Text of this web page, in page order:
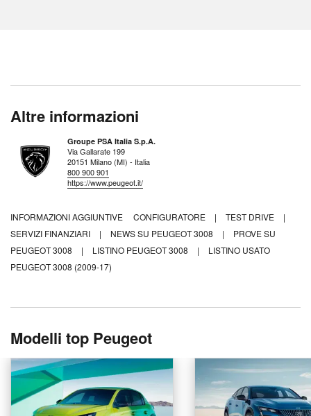
Altre informazioni
Groupe PSA Italia S.p.A.
Via Gallarate 199
20151 Milano (MI) - Italia
800 900 901
https://www.peugeot.it/
INFORMAZIONI AGGIUNTIVE CONFIGURATORE | TEST DRIVE
|
SERVIZI FINANZIARI
| NEWS SU PEUGEOT 3008 |
PROVE SU
PEUGEOT 3008
| LISTINO PEUGEOT 3008 |
LISTINO USATO
PEUGEOT 3008 (2009-17)
Modelli top Peugeot